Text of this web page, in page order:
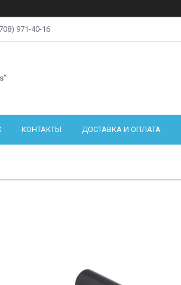
971-40-16
КОНТАКТЫ ДОСТАВКА И ОПЛАТА